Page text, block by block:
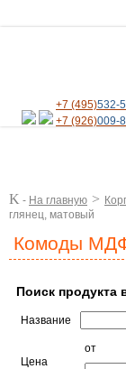
+7 (495)532-
+7 (926)009-
K - На главную >
глянец, матовый
Комоды
Поиск продукта
Название
Цена
от